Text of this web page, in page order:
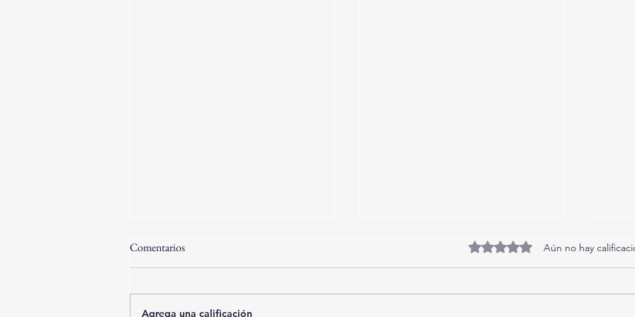
Comentarios Obtuvo 0 de 5 estrellas.
Aún no hay
Agrega una calificación